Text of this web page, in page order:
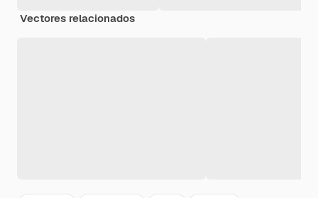
Vectores relacionados